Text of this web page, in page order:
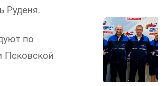
Руденя.
по
Псковской